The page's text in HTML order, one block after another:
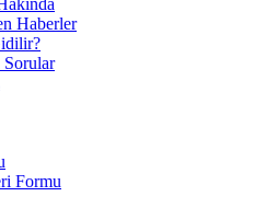
Haberler
Sorular
Formu